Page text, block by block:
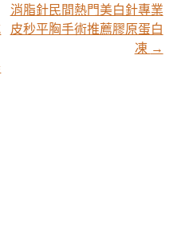
消脂針民間熱門美白針專業
皮秒平胸手術推薦膠原蛋白
凍 →